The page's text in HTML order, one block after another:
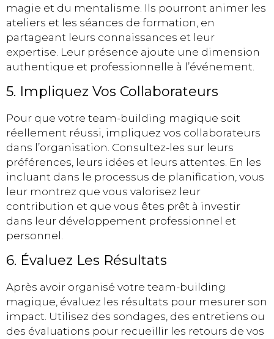
magie et du mentalisme. Ils pourront animer les
ateliers et les séances de formation, en
partageant leurs connaissances et leur
expertise. Leur présence ajoute une dimension
authentique et professionnelle à l’événement.
5. Impliquez Vos Collaborateurs
Pour que votre team-building magique soit
réellement réussi, impliquez vos collaborateurs
dans l’organisation. Consultez-les sur leurs
préférences, leurs idées et leurs attentes. En les
incluant dans le processus de planification, vous
leur montrez que vous valorisez leur
contribution et que vous êtes prêt à investir
dans leur développement professionnel et
personnel.
6. Évaluez Les Résultats
Après avoir organisé votre team-building
magique, évaluez les résultats pour mesurer son
impact. Utilisez des sondages, des entretiens ou
des évaluations pour recueillir les retours de vos